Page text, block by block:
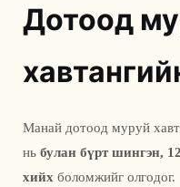
Дотоод
Манай дотоод муруй
нь булан бүрт шингэн,
хийх боломжийг олгодог.